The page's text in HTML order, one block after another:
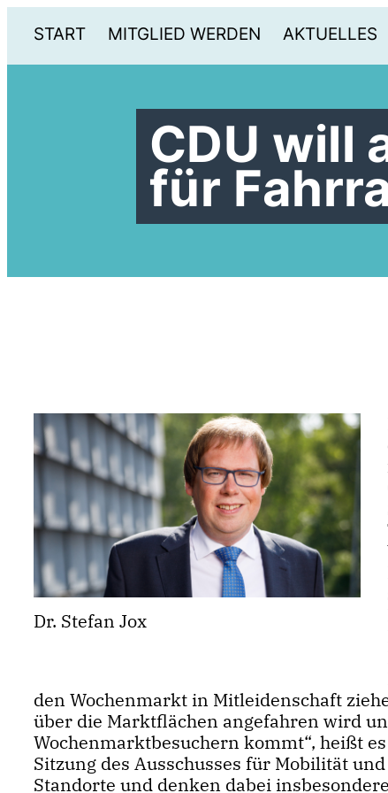
START MITGLIED WERDEN AKTUELLES
CDU will
für
Dr. Stefan Jox
den Wochenmarkt in Mitleidenschaft
über die Marktflächen angefahren wird
Wochenmarktbesuchern kommt“, heißt
Sitzung des Ausschusses für Mobilität
Standorte und denken dabei